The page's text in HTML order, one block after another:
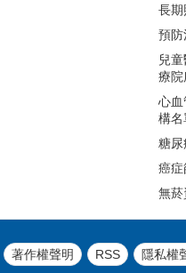
長期
預防
兒
療院
心血
構名
糖尿
癌症
無菸
著作權聲明 RSS 隱私權